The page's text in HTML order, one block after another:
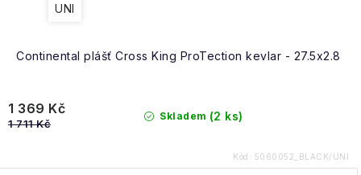
Continental plášť Cross King ProTection kevlar - 27.5x2.8
UNI
Skladem (2 ks)
1 369 Kč
1 711 Kč
Kód: 5060052_BLACK/UNI